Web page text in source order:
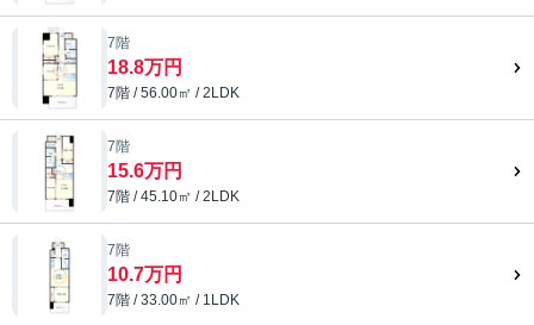
7階
18.8万円
7階 / 56.00㎡ / 2LDK
7階
15.6万円
7階 / 45.10㎡ / 2LDK
7階
10.7万円
7階 / 33.00㎡ / 1LDK